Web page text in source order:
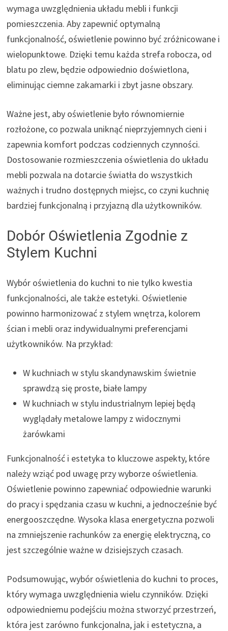
wymaga uwzględnienia układu mebli i funkcji
pomieszczenia. Aby zapewnić optymalną
funkcjonalność, oświetlenie powinno być zróżnicowane i
wielopunktowe. Dzięki temu każda strefa robocza, od
blatu po zlew, będzie odpowiednio doświetlona,
eliminując ciemne zakamarki i zbyt jasne obszary.
Ważne jest, aby oświetlenie było równomiernie
rozłożone, co pozwala uniknąć nieprzyjemnych cieni i
zapewnia komfort podczas codziennych czynności.
Dostosowanie rozmieszczenia oświetlenia do układu
mebli pozwala na dotarcie światła do wszystkich
ważnych i trudno dostępnych miejsc, co czyni kuchnię
bardziej funkcjonalną i przyjazną dla użytkowników.
Dobór Oświetlenia Zgodnie z
Stylem Kuchni
Wybór oświetlenia do kuchni to nie tylko kwestia
funkcjonalności, ale także estetyki. Oświetlenie
powinno harmonizować z stylem wnętrza, kolorem
ścian i mebli oraz indywidualnymi preferencjami
użytkowników. Na przykład:
W kuchniach w stylu skandynawskim świetnie
sprawdzą się proste, białe lampy
W kuchniach w stylu industrialnym lepiej będą
wyglądały metalowe lampy z widocznymi
żarówkami
Funkcjonalność i estetyka to kluczowe aspekty, które
należy wziąć pod uwagę przy wyborze oświetlenia.
Oświetlenie powinno zapewniać odpowiednie warunki
do pracy i spędzania czasu w kuchni, a jednocześnie być
energooszczędne. Wysoka klasa energetyczna pozwoli
na zmniejszenie rachunków za energię elektryczną, co
jest szczególnie ważne w dzisiejszych czasach.
Podsumowując, wybór oświetlenia do kuchni to proces,
który wymaga uwzględnienia wielu czynników. Dzięki
odpowiedniemu podejściu można stworzyć przestrzeń,
która jest zarówno funkcjonalna, jak i estetyczna, a